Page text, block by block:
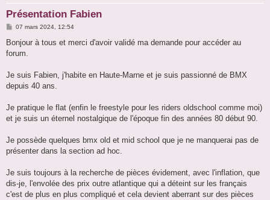
Présentation Fabien
M
s
a
07 mars 2024, 12:54
Bonjour à tous et merci d'avoir validé ma demande pour accéder au
forum.
Je suis Fabien, j'habite en Haute-Marne et je suis passionné de BMX
depuis 40 ans.
Je pratique le flat (enfin le freestyle pour les riders oldschool comme moi)
et je suis un éternel nostalgique de l'époque fin des années 80 début 90.
Je possède quelques bmx old et mid school que je ne manquerai pas de
présenter dans la section ad hoc.
Je suis toujours à la recherche de pièces évidement, avec l'inflation, que
dis-je, l'envolée des prix outre atlantique qui a déteint sur les français
c'est de plus en plus compliqué et cela devient aberrant sur des pièces